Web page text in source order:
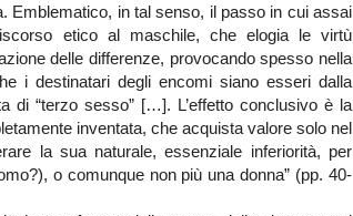
Emblematico, in tal senso, il passo in cui assai
etico al maschile, che elogia le virtù
delle differenze, provocando spesso nella
i destinatari degli encomi siano esseri dalla
di “terzo sesso” […]. L’effetto conclusivo è la
inventata, che acquista valore solo nel
la sua naturale, essenziale inferiorità, per
o comunque non più una donna” (pp. 40-